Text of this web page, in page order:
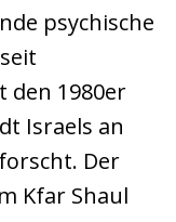
psychische
den 1980er
Israels an
Der
Kfar Shaul